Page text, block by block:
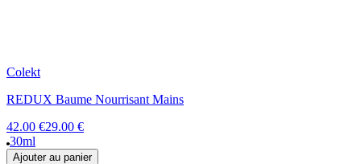
Colekt
REDUX Baume Nourrisant Mains
42.00 €29.00 €
30ml
Ajouter au panier